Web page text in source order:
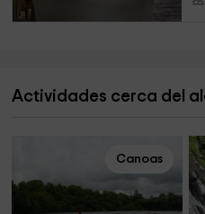
Actividades cerca del
Canoas